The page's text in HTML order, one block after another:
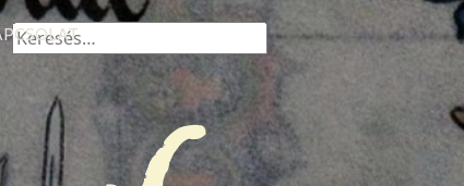
Keresés: